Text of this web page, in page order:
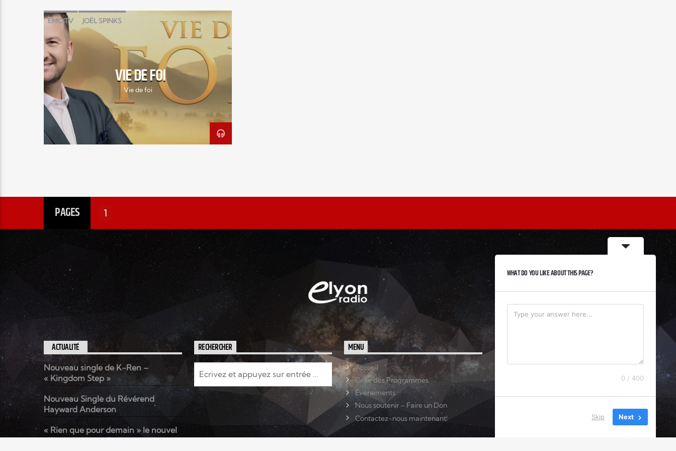
EMCITV JOËL SPINKS
MATHILDE GAUDREAU-SPINKS VIE DE FOI
VIE DE FOI
Vie de foi
PAGES 1
ACTUALITÉ
Nouveau single de K-Ren –
« Kingdom Step »
Nouveau Single du Révérend
Hayward Anderson
« Rien que pour demain » le nouvel
album de Kenzo David
RECHERCHER MENU
Accueil
Grille des Programmes
Événements
Nous soutenir – Faire un Don
Contactez-nous maintenant!
WHAT DO YOU LIKE ABOUT THIS PAGE?
0 / 400
Skip Next